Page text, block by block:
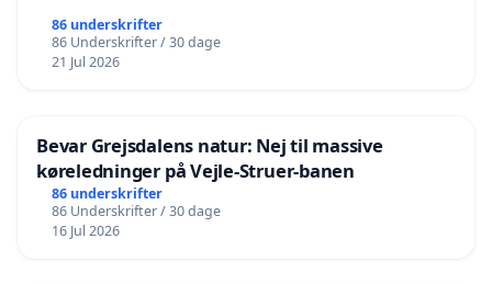
86 underskrifter
86 Underskrifter / 30 dage
21 Jul 2026
Bevar Grejsdalens natur: Nej til massive
køreledninger på Vejle-Struer-banen
86 underskrifter
86 Underskrifter / 30 dage
16 Jul 2026